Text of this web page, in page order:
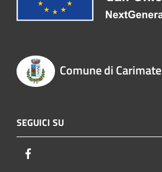
Comune di Carimate
SEGUICI SU